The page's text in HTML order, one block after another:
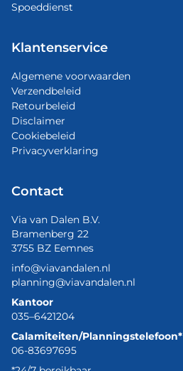
Spoeddienst
Klantenservice
Algemene voorwaarden
Verzendbeleid
Retourbeleid
Disclaimer
Cookiebeleid
Privacyverklaring
Contact
Via van Dalen B.V.
Bramenberg 22
3755 BZ Eemnes
info@viavandalen.nl
planning@viavandalen.nl
Kantoor
035–6421204
Calamiteiten/Planningstelefoon*
06-83697695